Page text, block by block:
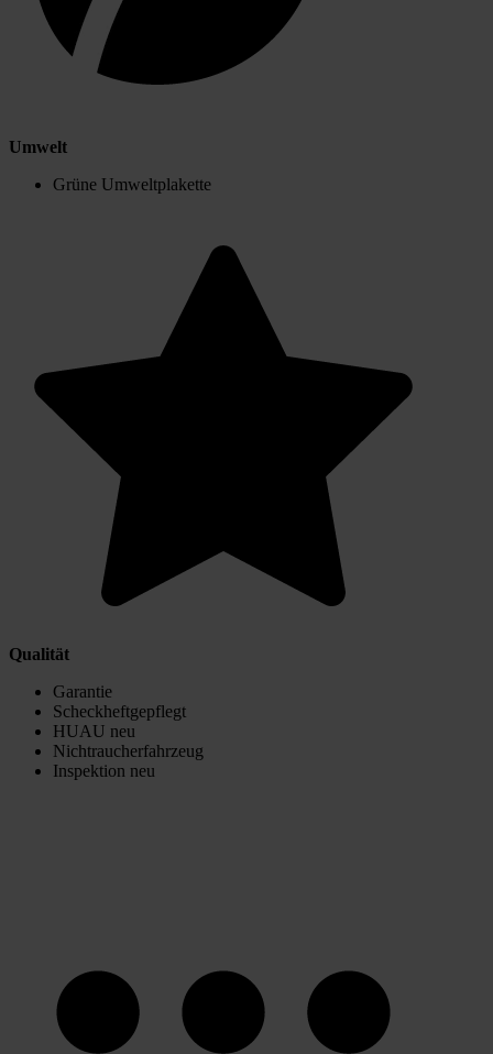
Umwelt
Grüne Umweltplakette
Qualität
Garantie
Scheckheftgepflegt
HUAU neu
Nichtraucherfahrzeug
Inspektion neu